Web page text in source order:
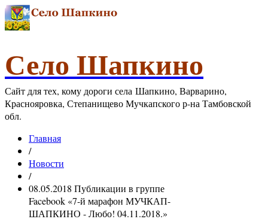
Село Шапкино
Сайт для тех, кому дороги села Шапкино, Варварино,
Краснояровка, Степанищево Мучкапского р-на Тамбовской
обл.
Главная
/
Новости
/
08.05.2018 Публикации в группе
Facebook «7-й марафон МУЧКАП-
ШАПКИНО - Любо! 04.11.2018.»